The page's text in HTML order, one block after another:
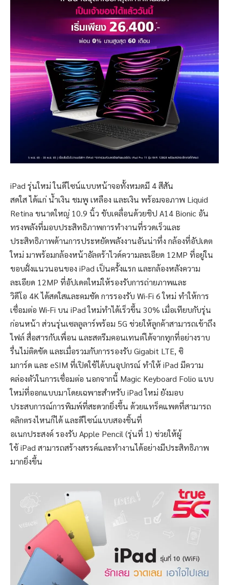
iPad รุ่นใหม่ ในดีไซน์แบบหน้าจอทั้งหมดมี 4 สีสัน
สดใส ได้แก่ น้ำเงิน ชมพู เหลือง และเงิน พร้อมจอภาพ Liquid
Retina ขนาดใหญ่ 10.9 นิ้ว ขับเคลื่อนด้วยชิป A14 Bionic อัน
ทรงพลังที่มอบประสิทธิภาพการทำงานที่รวดเร็วและ
ประสิทธิภาพด้านการประหยัดพลังงานอันน่าทึ่ง กล้องที่อัปเดต
ใหม่ มาพร้อมกล้องหน้าอัลตร้าไวด์ความละเอียด 12MP ที่อยู่ใน
ขอบฝั่งแนวนอนของ iPad เป็นครั้งแรก และกล้องหลังความ
ละเอียด 12MP ที่อัปเดตใหม่ให้รองรับการถ่ายภาพและ
วิดีโอ 4K ได้สดใสและคมชัด การรองรับ Wi-Fi 6 ใหม่ ทำให้การ
เชื่อมต่อ Wi-Fi บน iPad ใหม่ทำได้เร็วขึ้น 30% เมื่อเทียบกับรุ่น
ก่อนหน้า ส่วนรุ่นเซลลูลาร์พร้อม 5G ช่วยให้ลูกค้าสามารถเข้าถึง
ไฟล์ สื่อสารกับเพื่อน และสตรีมคอนเทนต์ได้จากทุกที่อย่างราบ
รื่นไม่ติดขัด และเมื่อรวมกับการรองรับ Gigabit LTE, ซิ
มการ์ด และ eSIM ที่เปิดใช้ได้บนอุปกรณ์ ทำให้ iPad มีความ
คล่องตัวในการเชื่อมต่อ นอกจากนี้ Magic Keyboard Folio แบบ
ใหม่ที่ออกแบบมาโดยเฉพาะสำหรับ iPad ใหม่ ยังมอบ
ประสบการณ์การพิมพ์ที่สะดวกยิ่งขึ้น ด้วยแทร็คแพดที่สามารถ
คลิกตรงไหนก็ได้ และดีไซน์แบบสองชิ้นที่
อเนกประสงค์ รองรับ Apple Pencil (รุ่นที่ 1) ช่วยให้ผู้
ใช้ iPad สามารถสร้างสรรค์และทำงานได้อย่างมีประสิทธิภาพ
มากยิ่งขึ้น